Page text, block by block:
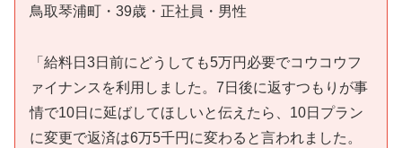
鳥取琴浦町・39歳・正社員・男性
「給料日3日前にどうしても5万円必要でコウコウフ
ァイナンスを利用しました。7日後に返すつもりが事
情で10日に延ばしてほしいと伝えたら、10日プラン
に変更で返済は6万5千円に変わると言われました。